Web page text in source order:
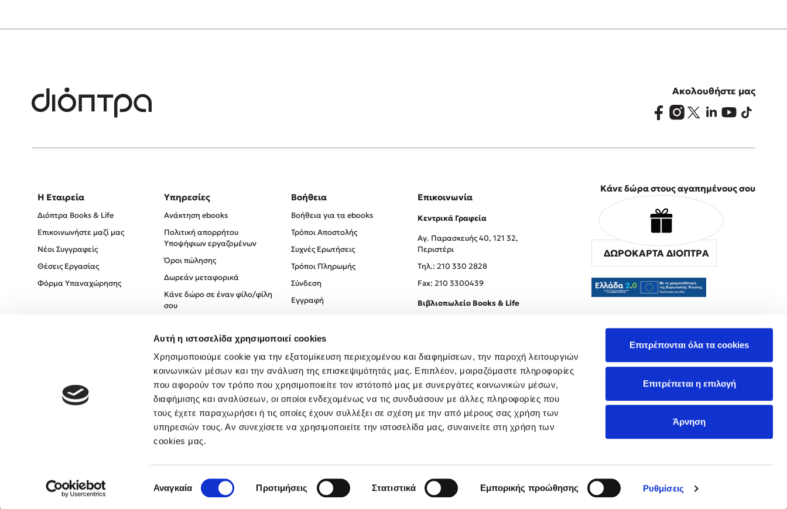
Αυτή η ιστοσελίδα χρησιμοποιεί cookies
Χρησιμοποιούμε cookie για την εξατομίκευση περιεχομένου και διαφημίσεων, την παροχή λειτουργιών
κοινωνικών μέσων και την ανάλυση της επισκεψιμότητάς μας. Επιπλέον, μοιραζόμαστε πληροφορίες
που αφορούν τον τρόπο που χρησιμοποιείτε τον ιστότοπό μας με συνεργάτες κοινωνικών μέσων,
διαφήμισης και αναλύσεων, οι οποίοι ενδεχομένως να τις συνδυάσουν με άλλες πληροφορίες που
τους έχετε παραχωρήσει ή τις οποίες έχουν συλλέξει σε σχέση με την από μέρους σας χρήση των
υπηρεσιών τους. Αν συνεχίσετε να χρησιμοποιείτε την ιστοσελίδα μας, συναινείτε στη χρήση των
cookies μας.
συγκατάθεσης
Αναγκαία Προτιμήσεις Στατιστικά Εμπορικής προώθησης Ρυθμίσεις
Επιτρέπονται όλα τα cookies
Επιτρέπεται η επιλογή
Άρνηση
Ακολουθήστε μας
Η Εταιρεία
Διόπτρα Books & Life
Επικοινωνήστε μαζί μας
Νέοι Συγγραφείς
Θέσεις Εργασίας
Φόρμα Υπαναχώρησης
Υπηρεσίες
Ανάκτηση ebooks
Πολιτική απορρήτου
Υποψήφιων εργαζομένων
Όροι πώλησης
Δωρεάν μεταφορικά
Κάνε δώρο σε έναν φίλο/φίλη
σου
Πολιτική Απορρήτου
Όροι χρήσης
Βοήθεια
Βοήθεια για τα ebooks
Τρόποι Αποστολής
Συχνές Ερωτήσεις
Τρόποι Πληρωμής
Σύνδεση
Εγγραφή
Επικοινωνία
Κεντρικά Γραφεία
Αγ. Παρασκευής 40, 121 32,
Περιστέρι
Tηλ.: 210 330 2828
Fax: 210 3300439
Βιβλιοπωλείο Books & Life
Κάνε δώρα στους αγαπημένους σου
ΔΩΡΟΚΑΡΤΑ ΔΙΟΠΤΡΑ
Created by Powered by